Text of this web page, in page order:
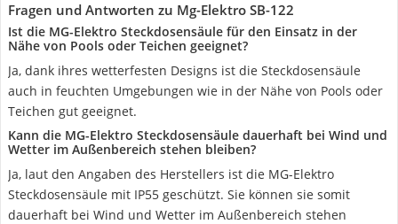
Fragen und Antworten zu Mg-Elektro ‎SB-122
Ist die MG-Elektro Steckdosensäule für den Einsatz in der
Nähe von Pools oder Teichen geeignet?
Ja, dank ihres wetterfesten Designs ist die Steckdosensäule
auch in feuchten Umgebungen wie in der Nähe von Pools oder
Teichen gut geeignet.
Kann die MG-Elektro Steckdosensäule dauerhaft bei Wind und
Wetter im Außenbereich stehen bleiben?
Ja, laut den Angaben des Herstellers ist die MG-Elektro
Steckdosensäule mit IP55 geschützt. Sie können sie somit
dauerhaft bei Wind und Wetter im Außenbereich stehen